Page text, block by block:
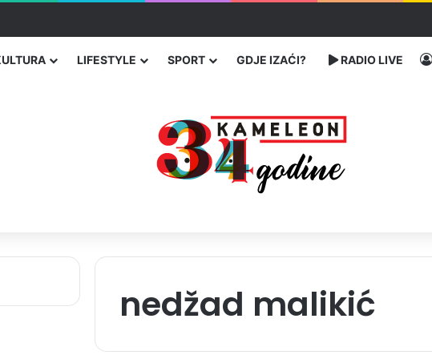
LIFESTYLE SPORT GDJE IZAĆI? RADIO LIVE
nedžad malikić